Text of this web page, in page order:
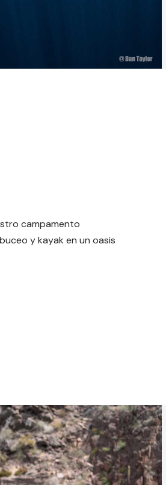
campamento
y kayak en un oasis